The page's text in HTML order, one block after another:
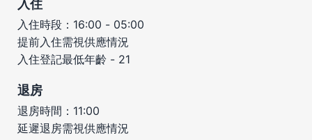
入住
入住時段：16:00 - 05:00
提前入住需視供應情況
入住登記最低年齡 - 21
退房
退房時間：11:00
延遲退房需視供應情況